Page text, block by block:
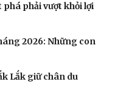
phá phải vượt khỏi lợi
2026: Những con
Lắk giữ chân du